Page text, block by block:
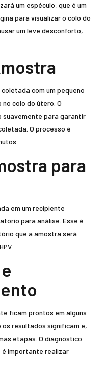
um espéculo, que é um
para visualizar o colo do
um leve desconforto,
com um pequeno
colo do útero. O
suavemente para garantir
O processo é
para
em um recipiente
para análise. Esse é
que a amostra será
ficam prontos em alguns
os resultados significam e,
etapas. O diagnóstico
é importante realizar